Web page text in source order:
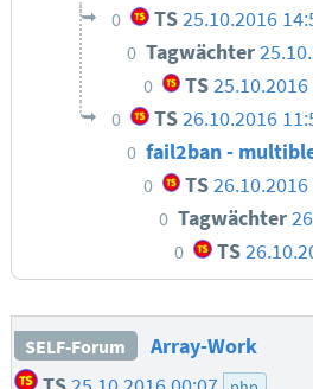
0 TS25.10.2016
0 Tagwächter
0 TS
0 TS26.10.2016
0 fail2ban -
0 TS
0 Tagwächter
0 TS
SELF-Forum
Array-Work